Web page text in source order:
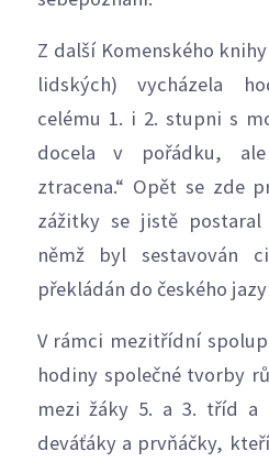
Z další Komenského
lidských) vycházela
celému 1. i 2. stupni s
docela v pořádku,
ztracena.“ Opět se zde
zážitky se jistě
němž byl sestavován
překládán do českého
V rámci mezitřídní
hodiny společné tvorby
mezi žáky 5. a 3. tříd a
deváťáky a prvňáčky,